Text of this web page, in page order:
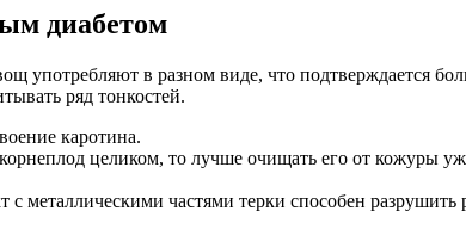
диабетом
употребляют в разном виде, что подтверждается
ряд тонкостей.
каротина.
целиком, то лучше очищать его от кожуры
металлическими частями терки способен